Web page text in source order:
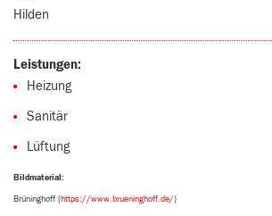
Hilden
Leistungen:
Heizung
Sanitär
Lüftung
Bildmaterial:
Brüninghoff (https://www.brueninghoff.de/)